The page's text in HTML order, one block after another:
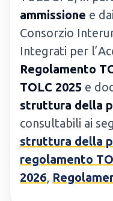
ammissione e
Consorzio
Integrati per
Regolamento
TOLC 2025 e
struttura della
consultabili ai
struttura della
regolamento
2026,